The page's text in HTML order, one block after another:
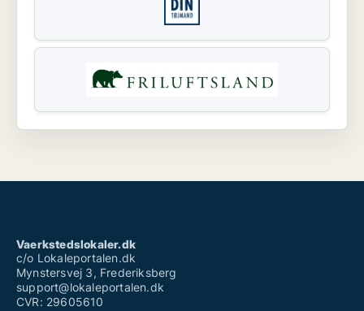
Vaerkstedslokaler.dk
c/o Lokaleportalen.dk
Mynstersvej 3, Frederiksberg
support@lokaleportalen.dk
CVR: 29605610